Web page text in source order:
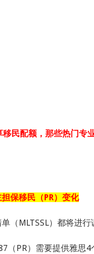
民配额，那些热门专
保移民（PR）变化
（MLTSSL）都将进行
（PR）需要提供雅思4